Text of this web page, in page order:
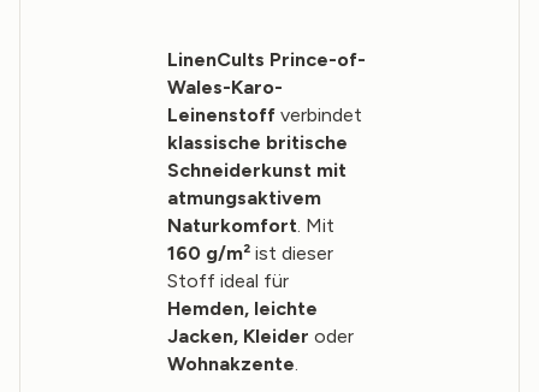
LinenCults Prince-of-
Wales-Karo-
Leinenstoffverbindet
klassische britische
Schneiderkunst mit
atmungsaktivem
Naturkomfort. Mit
160 g/m²ist dieser
Stoff ideal für
Hemden, leichte
Jacken, Kleider oder
Wohnakzente.